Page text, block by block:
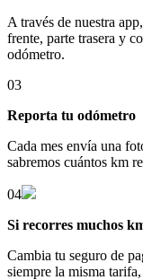
A través de nuestra
frente, parte trasera y
odómetro.
03
Reporta tu odómetro
Cada mes envía una
sabremos cuántos km
04
Si recorres muchos
Cambia tu seguro de
siempre la misma